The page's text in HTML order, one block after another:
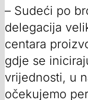
– Sudeći po
delegacija
centara
gdje se
vrijednosti, u
očekujemo